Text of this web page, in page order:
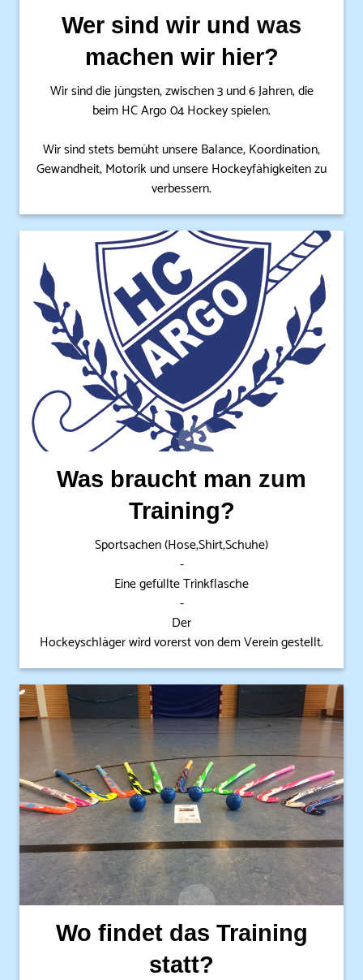
Wer sind wir und was
machen wir hier?
Wir sind die jüngsten, zwischen 3 und 6 Jahren, die
beim HC Argo 04 Hockey spielen.
Wir sind stets bemüht unsere Balance, Koordination,
Gewandheit, Motorik und unsere Hockeyfähigkeiten zu
verbessern.
Was braucht man zum
Training?
Sportsachen (Hose,Shirt,Schuhe)
-
Eine gefüllte Trinkflasche
-
Der
Hockeyschläger wird vorerst von dem Verein gestellt.
Wo findet das Training
statt?